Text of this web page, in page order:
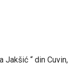
Jakšić “ din Cuvin,